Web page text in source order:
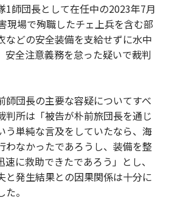
1師団長として在任中の2023年7月
現場で殉職したチェ上兵を含む部
などの安全装備を支給せずに水中
安全注意義務を怠った疑いで裁判
師団長の主要な容疑についてすべ
判所は「被告が朴前旅団長を通じ
う単純な言及をしていたなら、海
わなかったであろうし、装備を整
に救助できたであろう」とし、
と発生結果との因果関係は十分に
。